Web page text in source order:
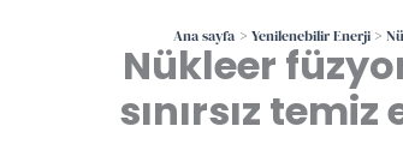
Ana sayfa Yenilenebilir Enerji
Nükleer
sınırsız